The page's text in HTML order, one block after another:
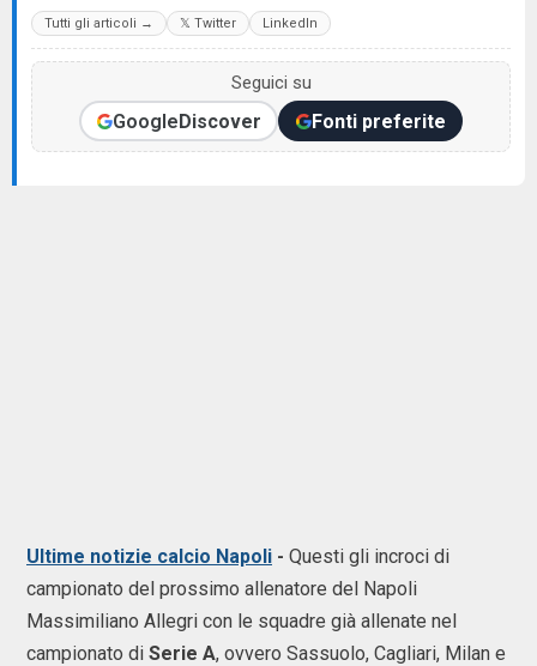
Tutti gli articoli → 𝕏 Twitter LinkedIn
Seguici su
GoogleDiscover Fonti preferite
Ultime notizie calcio Napoli - Questi gli incroci di
campionato del prossimo allenatore del Napoli
Massimiliano Allegri con le squadre già allenate nel
campionato di Serie A, ovvero Sassuolo, Cagliari, Milan e